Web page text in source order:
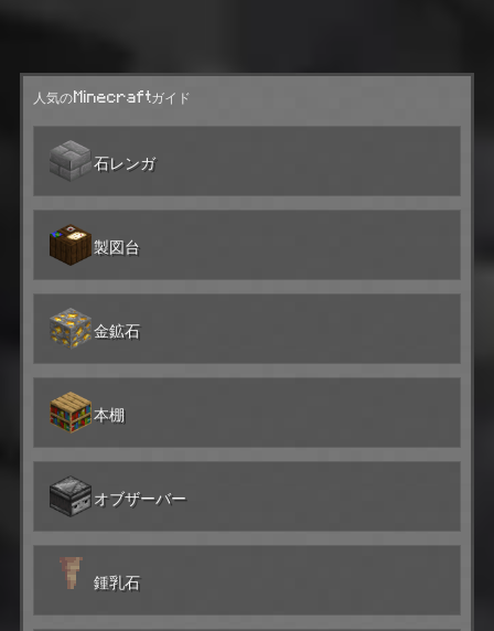
人気のMinecraftガイド
石レンガ
製図台
金鉱石
本棚
オブザーバー
鍾乳石